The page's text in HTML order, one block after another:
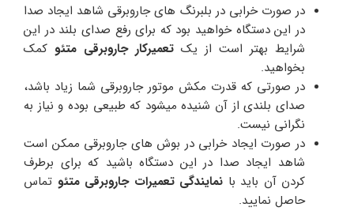
در صورت خرابی در بلبرنگ های جاروبرقی شاهد ایجاد صدا
در این دستگاه خواهید بود که برای رفع صدای بلند در این
شرایط بهتر است از یک تعمیرکار جاروبرقی متئو کمک
بخواهید.
در صورتی که قدرت مکش موتور جاروبرقی شما زیاد باشد،
صدای بلندی از آن شنیده میشود که طبیعی بوده و نیاز به
نگرانی نیست.
در صورت ایجاد خرابی در بوش های جاروبرقی ممکن است
شاهد ایجاد صدا در این دستگاه باشید که برای برطرف
کردن آن باید با نمایندگی تعمیرات جاروبرقی متئو تماس
حاصل نمایید.